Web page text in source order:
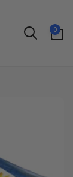
0
artiklar